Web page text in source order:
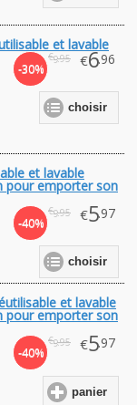
et lavable
-30%
€9.95 €6.96
choisir
et lavable
pour emporter son
-40%
€9.95 €5.97
choisir
et lavable
pour emporter son
-40%
€9.95 €5.97
panier